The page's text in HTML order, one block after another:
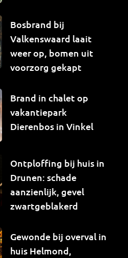
Bosbrand bij
Valkenswaard laait
weer op, bomen uit
voorzorg gekapt
Brand in chalet op
vakantiepark
Dierenbos in Vinkel
Ontploffing bij huis in
Drunen: schade
aanzienlijk, gevel
zwartgeblakerd
Gewonde bij overval in
huis Helmond,